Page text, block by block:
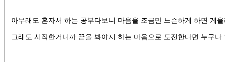
아무래도 혼자서 하는 공부다보니 마음을 조금만 느슨하게 하면 게
그래도 시작한거니까 끝을 봐야지 하는 마음으로 도전한다면 누구